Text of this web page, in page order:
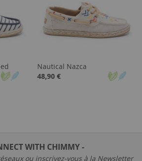
Nautical Nazca
48,90 €
WITH CHIMMY -
ou inscrivez-vous à la Newsletter